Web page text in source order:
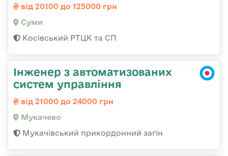
від 20100 до 125000 грн
Суми
Косівський РТЦК та СП
Інженер з автоматизованих
систем управління
від 21000 до 24000 грн
Мукачево
Мукачівський прикордонний загін